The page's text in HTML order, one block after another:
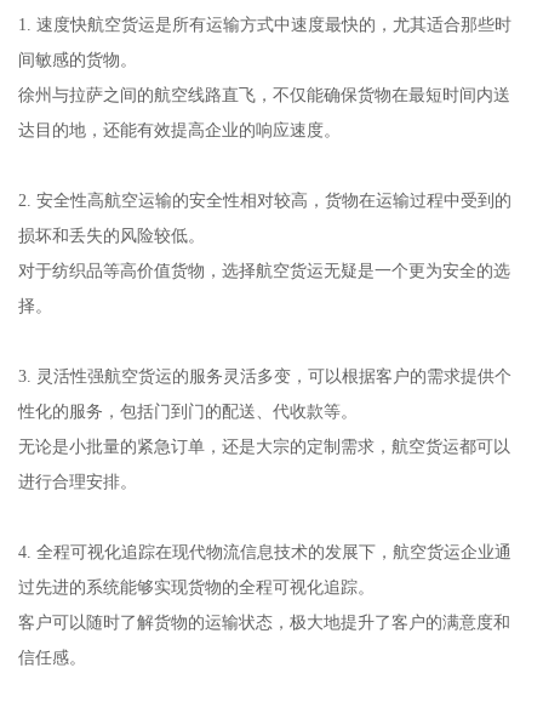
1. 速度快航空货运是所有运输方式中速度最快的，尤其适合那些时
间敏感的货物。
徐州与拉萨之间的航空线路直飞，不仅能确保货物在最短时间内送
达目的地，还能有效提高企业的响应速度。
2. 安全性高航空运输的安全性相对较高，货物在运输过程中受到的
损坏和丢失的风险较低。
对于纺织品等高价值货物，选择航空货运无疑是一个更为安全的选
择。
3. 灵活性强航空货运的服务灵活多变，可以根据客户的需求提供个
性化的服务，包括门到门的配送、代收款等。
无论是小批量的紧急订单，还是大宗的定制需求，航空货运都可以
进行合理安排。
4. 全程可视化追踪在现代物流信息技术的发展下，航空货运企业通
过先进的系统能够实现货物的全程可视化追踪。
客户可以随时了解货物的运输状态，极大地提升了客户的满意度和
信任感。